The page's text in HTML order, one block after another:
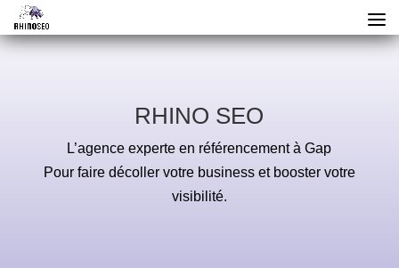
RHINO SEO
L’agence experte en référencement à Gap
Pour faire décoller votre business et booster votre
visibilité.